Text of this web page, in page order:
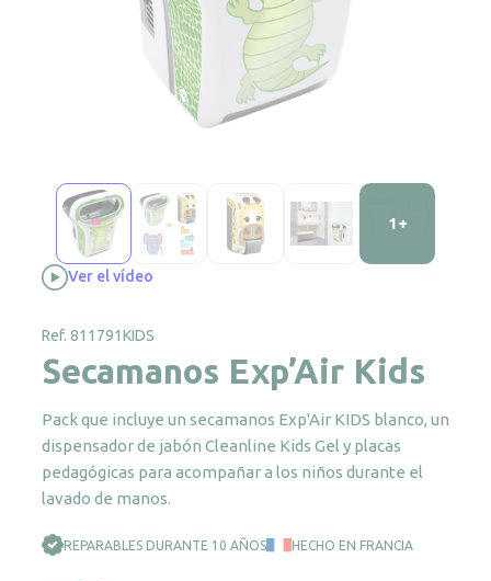
1+
Ver el vídeo
Ref. 811791KIDS
Secamanos Exp’Air Kids
Pack que incluye un secamanos Exp'Air KIDS blanco, un
dispensador de jabón Cleanline Kids Gel y placas
pedagógicas para acompañar a los niños durante el
lavado de manos.
REPARABLES DURANTE 10 AÑOS HECHO EN FRANCIA